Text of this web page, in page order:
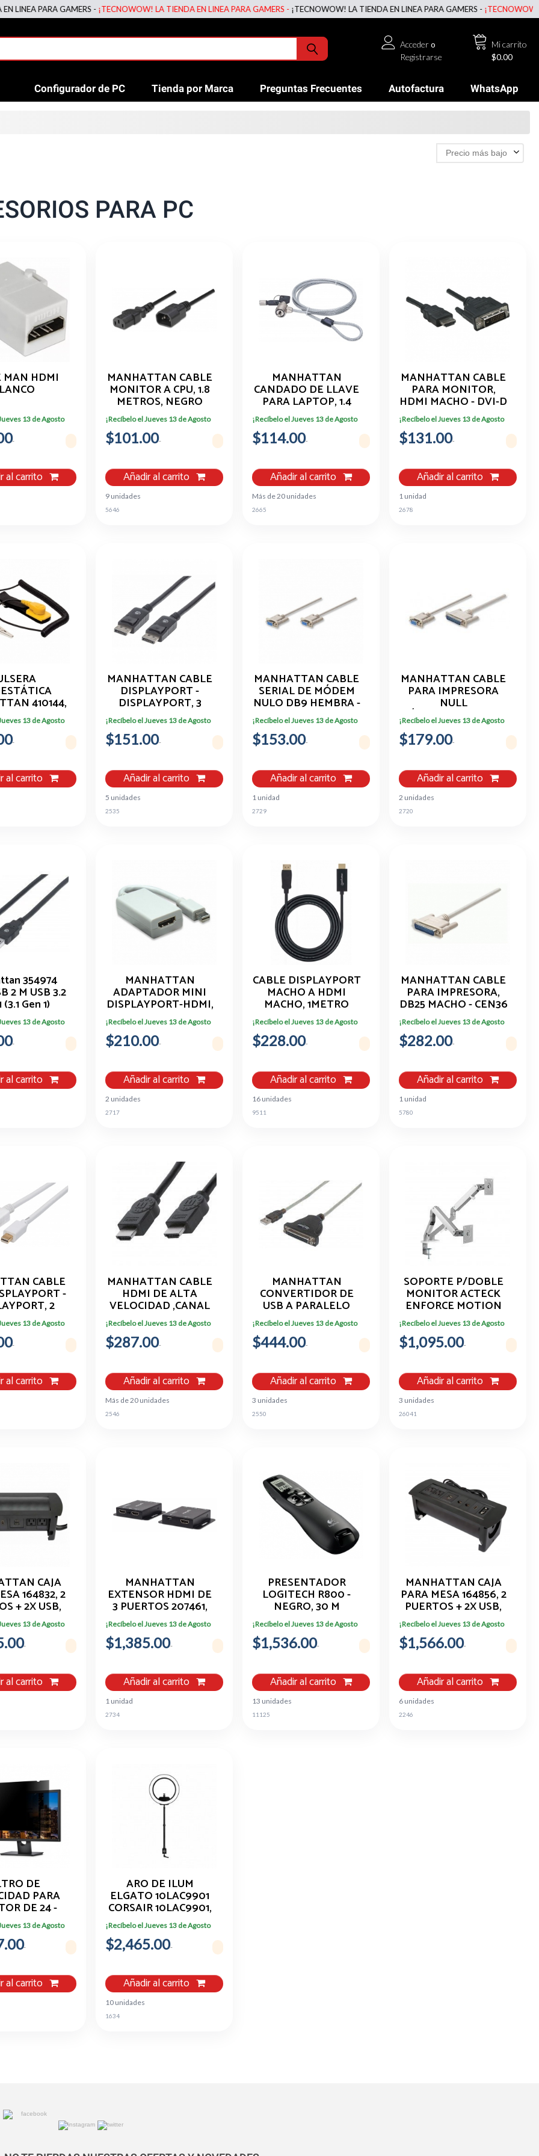
PARA GAMERS -¡TECNOWOW! LA TIENDA EN LINEA PARA GAMERS -¡TECNOWOW! LA TIENDA EN LINEA PARA GAMERS -¡TECNOWOW! LA
Mi carrito
$0.00
Accedero
Registrarse
Configurador de PC Tienda por Marca Preguntas Frecuentes Autofactura WhatsApp
Precio más bajo
PARA PC
MAN HDMI
13 de Agosto
al carrito
MANHATTAN CABLE
MONITOR A CPU, 1.8
METROS, NEGRO
301152
¡Recíbelo el Jueves 13 de Agosto
$101.00
Añadir al carrito
9 unidades
5646
MANHATTAN
CANDADO DE LLAVE
PARA LAPTOP, 1.4
METROS, PLATA
440271
¡Recíbelo el Jueves 13 de Agosto
$114.00
Añadir al carrito
Más de 20 unidades
2665
MANHATTAN CABLE
PARA MONITOR,
HDMI MACHO - DVI-D
24+1 MACHO, ENLACE
DUAL, 1.8 METROS,
NEGRO 372503
¡Recíbelo el Jueves 13 de Agosto
$131.00
Añadir al carrito
1 unidad
2678
410144,
13 de Agosto
al carrito
MANHATTAN CABLE
DISPLAYPORT -
DISPLAYPORT, 3
METROS, NEGRO
307093
¡Recíbelo el Jueves 13 de Agosto
$151.00
Añadir al carrito
5 unidades
2535
MANHATTAN CABLE
SERIAL DE MÓDEM
NULO DB9 HEMBRA -
DB9 HEMBRA, 1.8
METROS, GRIS
301404
¡Recíbelo el Jueves 13 de Agosto
$153.00
Añadir al carrito
1 unidad
2729
MANHATTAN CABLE
PARA IMPRESORA
NULL
MÓDEM/SERIAL, DB9
HEMBRA - DB25
MACHO, 1.8 METROS,
¡Recíbelo el Jueves 13 de Agosto
$179.00
Añadir al carrito
2 unidades
2720
354974
2 M USB 3.2
(3.1 Gen 1)
13 de Agosto
al carrito
MANHATTAN
ADAPTADOR MINI
DISPLAYPORT-HDMI,
15CM, BLANCO 322461
¡Recíbelo el Jueves 13 de Agosto
$210.00
Añadir al carrito
2 unidades
2717
CABLE DISPLAYPORT
MACHO A HDMI
MACHO, 1METRO
¡Recíbelo el Jueves 13 de Agosto
$228.00
Añadir al carrito
16 unidades
9511
MANHATTAN CABLE
PARA IMPRESORA,
DB25 MACHO - CEN36
MACHO, 1.8 METROS,
BLANCO 303033
¡Recíbelo el Jueves 13 de Agosto
$282.00
Añadir al carrito
1 unidad
5780
CABLE
-
2
BLANCO
13 de Agosto
al carrito
MANHATTAN CABLE
HDMI DE ALTA
VELOCIDAD ,CANAL
ETHERNET, HDMI
MACHO - HMDI
MACHO, 10 METROS,
¡Recíbelo el Jueves 13 de Agosto
$287.00
Añadir al carrito
Más de 20 unidades
2546
MANHATTAN
CONVERTIDOR DE
USB A PARALELO
PARA IMPRESORA,
USB A A DB25, 1.8
METROS 336581
¡Recíbelo el Jueves 13 de Agosto
$444.00
Añadir al carrito
3 unidades
2550
SOPORTE P/DOBLE
MONITOR ACTECK
ENFORCE MOTION
SM626,GRIS
¡Recíbelo el Jueves 13 de Agosto
$1,095.00
Añadir al carrito
3 unidades
26041
CAJA
164832, 2
+ 2X USB,
13 de Agosto
al carrito
MANHATTAN
EXTENSOR HDMI DE
3 PUERTOS 207461,
1920 X 1200 PIXELES,
1X RJ-45 207461
¡Recíbelo el Jueves 13 de Agosto
$1,385.00
Añadir al carrito
1 unidad
2734
PRESENTADOR
LOGITECH R800 -
NEGRO, 30 M
¡Recíbelo el Jueves 13 de Agosto
$1,536.00
Añadir al carrito
13 unidades
11125
MANHATTAN CAJA
PARA MESA 164856, 2
PUERTOS + 2X USB,
NEGRO
¡Recíbelo el Jueves 13 de Agosto
$1,566.00
Añadir al carrito
6 unidades
2246
DE
PARA
DE 24 -
O CON
REDUCCIóN
AZUL -
-
13 de Agosto
al carrito
ARO DE ILUM
ELGATO 10LAC9901
CORSAIR 10LAC9901,
6000 H, LED
¡Recíbelo el Jueves 13 de Agosto
$2,465.00
Añadir al carrito
10 unidades
1634